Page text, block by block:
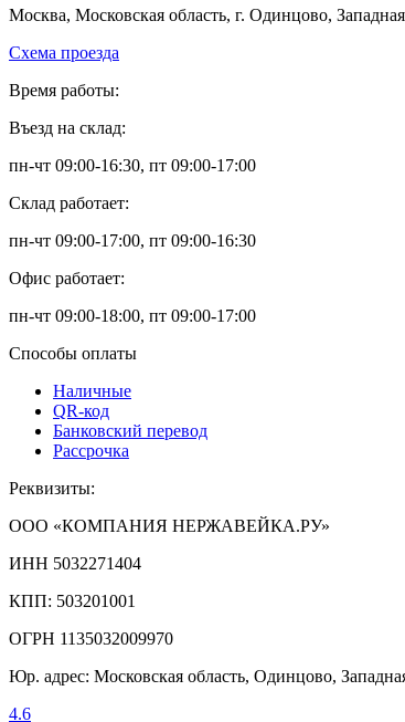
Москва, Московская область, г. Одинцово,
Схема проезда
Время работы:
Въезд на склад:
пн-чт 09:00-16:30, пт 09:00-17:00
Склад работает:
пн-чт 09:00-17:00, пт 09:00-16:30
Офис работает:
пн-чт 09:00-18:00, пт 09:00-17:00
Способы оплаты
Наличные
QR-код
Банковский перевод
Рассрочка
Реквизиты:
ООО «КОМПАНИЯ НЕРЖАВЕЙКА.РУ»
ИНН 5032271404
КПП: 503201001
ОГРН 1135032009970
Юр. адрес: Московская область, Одинцово,
4.6